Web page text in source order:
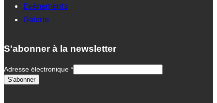
Evénements
Galerie
S'abonner à la newsletter
Adresse électronique *